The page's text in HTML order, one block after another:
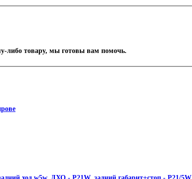
либо товару, мы готовы вам помочь.